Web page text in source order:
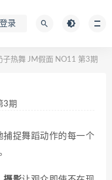
登录
子热舞 JM假面 NO11 第3期
3期
捕捉舞蹈动作的每一个